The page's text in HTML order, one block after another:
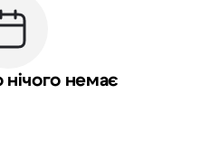
немає